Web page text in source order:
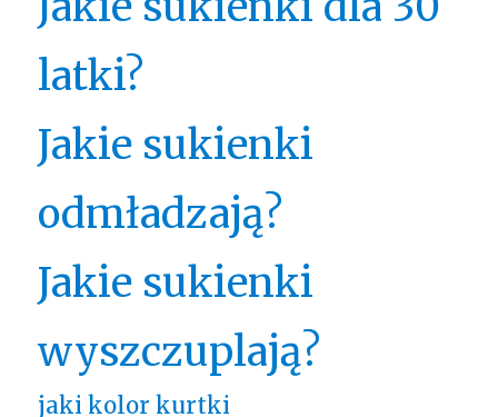
latki?
Jakie sukienki
odmładzają?
Jakie sukienki
wyszczuplają?
jaki kolor kurtki